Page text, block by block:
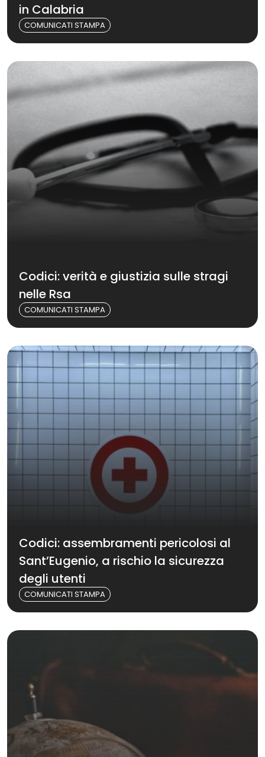
in Calabria
COMUNICATI STAMPA
Codici: verità e giustizia sulle stragi
nelle Rsa
COMUNICATI STAMPA
Codici: assembramenti pericolosi al
Sant’Eugenio, a rischio la sicurezza
degli utenti
COMUNICATI STAMPA